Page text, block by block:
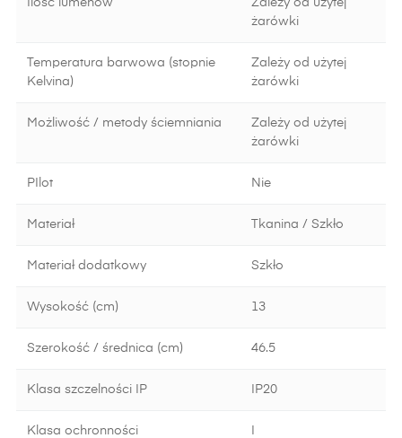
Ilość lumenów
Zależy od użytej
żarówki
Temperatura barwowa (stopnie
Kelvina)
Zależy od użytej
żarówki
Możliwość / metody ściemniania
Zależy od użytej
żarówki
PIlot Nie
Materiał Tkanina / Szkło
Materiał dodatkowy Szkło
Wysokość (cm) 13
Szerokość / średnica (cm) 46.5
Klasa szczelności IP IP20
Klasa ochronności